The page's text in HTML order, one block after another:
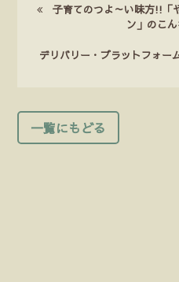
子育てのつよ～い味方!!「
ン」のこ
デリバリー・プラットフォー
一覧にもどる